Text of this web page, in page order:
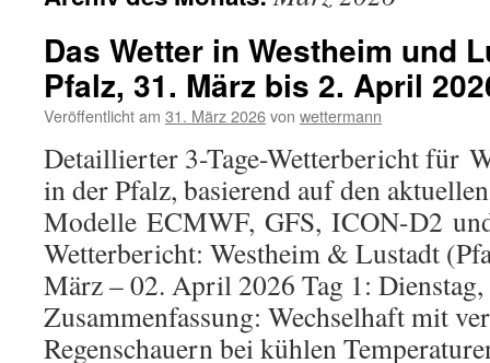
Das Wetter in Westheim und
Pfalz, 31. März bis 2. April
Veröffentlicht am 31. März 2026von wettermann
Detaillierter 3-Tage-Wetterbericht für
in der Pfalz, basierend auf den
Modelle ECMWF, GFS, ICON-D2
Wetterbericht: Westheim & Lustadt
März – 02. April 2026 Tag 1:
Zusammenfassung: Wechselhaft mit
Regenschauern bei kühlen